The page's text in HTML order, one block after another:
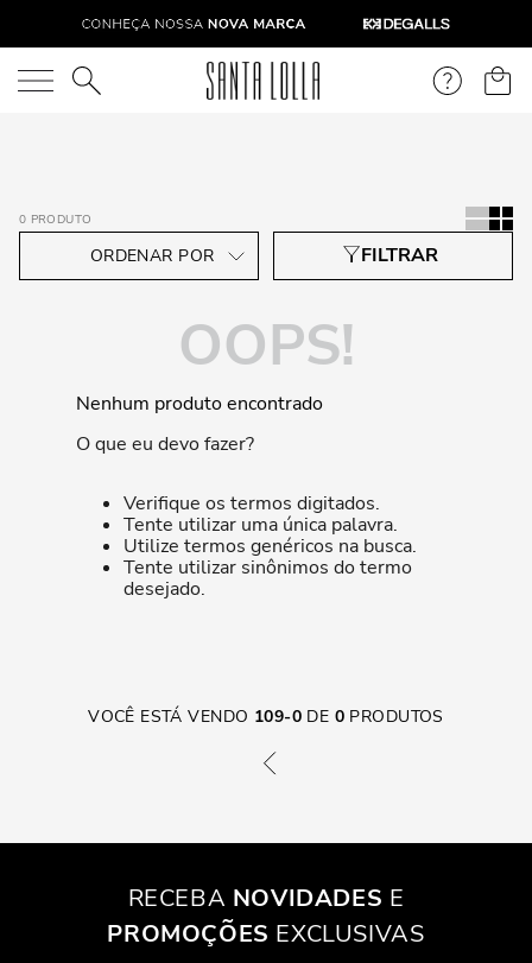
O que você está procurando?
0 PRODUTO
OOPS!
Nenhum produto encontrado
O que eu devo fazer?
Verifique os termos digitados.
Tente utilizar uma única palavra.
Utilize termos genéricos na busca.
Tente utilizar sinônimos do termo
desejado.
VOCÊ ESTÁ VENDO 109-0 DE 0 PRODUTOS
RECEBA NOVIDADES E
PROMOÇÕES EXCLUSIVAS